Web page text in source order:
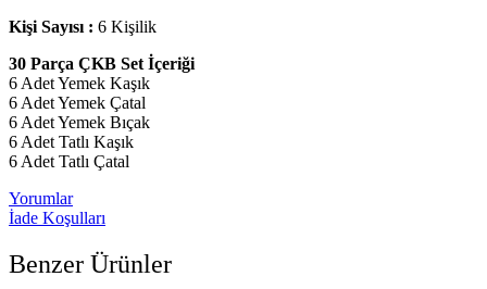
Kişi Sayısı : 6 Kişilik
30 Parça ÇKB Set İçeriği
6 Adet Yemek Kaşık
6 Adet Yemek Çatal
6 Adet Yemek Bıçak
6 Adet Tatlı Kaşık
6 Adet Tatlı Çatal
Yorumlar
İade Koşulları
Benzer Ürünler